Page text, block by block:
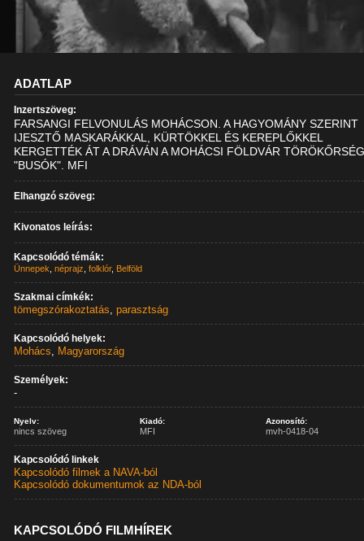
ADATLAP
Inzertszöveg:
FARSANGI FELVONULÁS MOHÁCSON. A HAGYOMÁNY SZERINT
IJESZTŐ MASKARÁKKAL, KÜRTÖKKEL ÉS KEREPLŐKKEL
KERGETTÉK ÁT A DRÁVÁN A MOHÁCSI FÖLDVÁR
"BUSÓK". MFI
Elhangzó szöveg:
Kivonatos leírás:
Kapcsolódó témák:
Ünnepek ,néprajz ,folklór, Belföld
Szakmai címkék:
tömegszórakoztatás,parasztság
Kapcsolódó helyek:
Mohács, Magyarország
Személyek:
-
Nyelv:
nincs szöveg
Kiadó:
MFI
Azonosító:
mvh-0418-04
Kapcsolódó linkek
Kapcsolódó filmek a NAVA-ból
Kapcsolódó dokumentumok az NDA-ból
KAPCSOLÓDÓ FILMHÍREK